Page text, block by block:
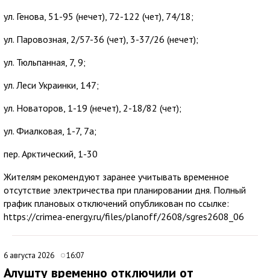
ул. Генова, 51-95 (нечет), 72-122 (чет), 74/18;
ул. Паровозная, 2/57-36 (чет), 3-37/26 (нечет);
ул. Тюльпанная, 7, 9;
ул. Леси Украинки, 147;
ул. Новаторов, 1-19 (нечет), 2-18/82 (чет);
ул. Фиалковая, 1-7, 7а;
пер. Арктический, 1-30
Жителям рекомендуют заранее учитывать временное
отсутствие электричества при планировании дня. Полный
график плановых отключений опубликован по ссылке:
https://crimea-energy.ru/files/planoff/2608/sgres2608_06
6 августа 2026 16:07
Алушту временно отключили от